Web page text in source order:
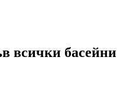
всички басейни